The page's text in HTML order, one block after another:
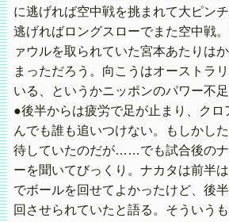
に逃げれば空中戦を挑まれて大ピン
逃げればロングスローでまた空中戦
ァウルを取られていた宮本あたりは
まっただろう。向こうはオーストラ
いる、というかニッポンのパワー不足
●後半からは疲労で足が止まり、クロ
んでも誰も追いつけない。もしかし
待していたのだが……でも試合後のナ
ーを聞いてびっくり。ナカタは前半
でボールを回せてよかったけど、後
回させられていたと語る。そういう